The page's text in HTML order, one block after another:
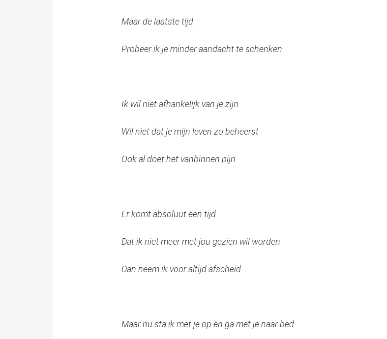
Maar de laatste tijd
Probeer ik je minder aandacht te schenken
Ik wil niet afhankelijk van je zijn
Wil niet dat je mijn leven zo beheerst
Ook al doet het vanbinnen pijn
Er komt absoluut een tijd
Dat ik niet meer met jou gezien wil worden
Dan neem ik voor altijd afscheid
Maar nu sta ik met je op en ga met je naar bed